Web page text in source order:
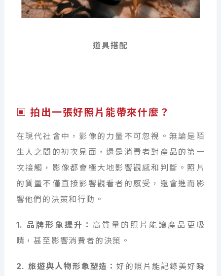
道具搭配
▣ 拍出一張好照片能帶來什麼？
在現代社會中，影像的力量不可忽視。無論是陌
生人之間的初次見面，還是消費者對產品的第一
次接觸，影像都會極大地影響觀感和判斷。照片
的質量不僅直接影響觀看者的感受，還會進而影
響他們的決策和行動。
1. 品牌形象提升： 高質量的照片能讓產品更吸
睛，甚至影響消費者的決策。
2. 旅遊與人物形象塑造：好的照片能記錄美好瞬